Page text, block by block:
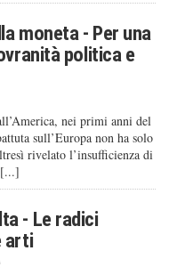
moneta - Per una
politica e
nei primi anni del
sull’Europa non ha solo
rivelato l’insufficienza di
[...]
- Le radici
arti